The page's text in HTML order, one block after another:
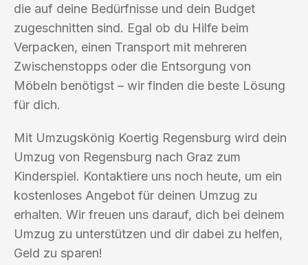
die auf deine Bedürfnisse und dein Budget
zugeschnitten sind. Egal ob du Hilfe beim
Verpacken, einen Transport mit mehreren
Zwischenstopps oder die Entsorgung von
Möbeln benötigst – wir finden die beste Lösung
für dich.
Mit Umzugskönig Koertig Regensburg wird dein
Umzug von Regensburg nach Graz zum
Kinderspiel. Kontaktiere uns noch heute, um ein
kostenloses Angebot für deinen Umzug zu
erhalten. Wir freuen uns darauf, dich bei deinem
Umzug zu unterstützen und dir dabei zu helfen,
Geld zu sparen!